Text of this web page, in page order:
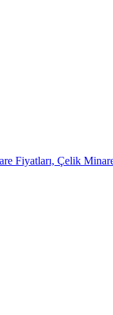
Fiyatları, Çelik